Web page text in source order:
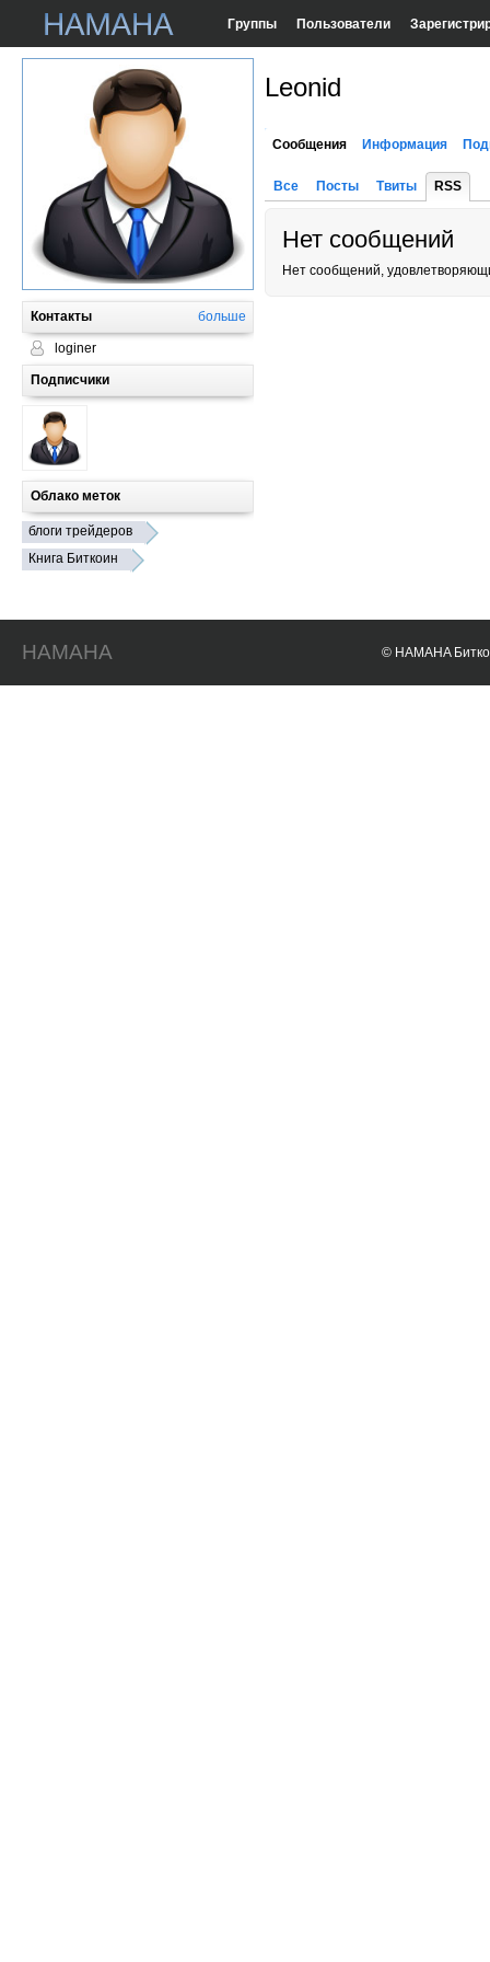
Группы Пользователи
Контакты больше
loginer
Подписчики
Облако меток
блоги трейдеров
Книга Биткоин
Leonid
Сообщения Информация
Все Посты Твиты RSS
Нет сообщений
Нет сообщений,
HAMAHA © HAMAHA